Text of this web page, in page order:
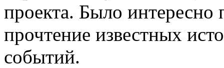
проекта. Было интересно
прочтение известных
событий.